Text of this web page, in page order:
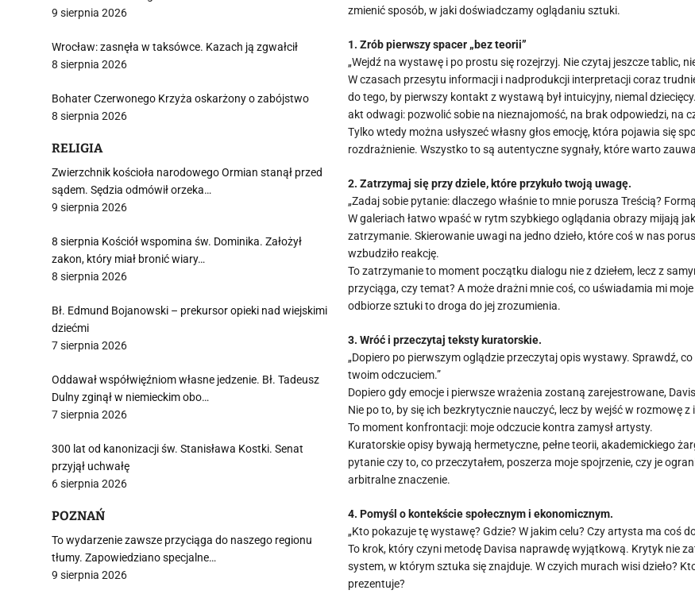
zmienić sposób, w jaki doświadczamy oglądaniu sztuki.
1. Zrób pierwszy spacer „bez teorii”
„Wejdź na wystawę i po prostu się rozejrzyj. Nie czytaj jeszcze tablic,
W czasach przesytu informacji i nadprodukcji interpretacji coraz
do tego, by pierwszy kontakt z wystawą był intuicyjny, niemal
akt odwagi: pozwolić sobie na nieznajomość, na brak odpowiedzi, na
Tylko wtedy można usłyszeć własny głos emocję, która pojawia się
rozdrażnienie. Wszystko to są autentyczne sygnały, które warto
2. Zatrzymaj się przy dziele, które przykuło twoją uwagę.
„Zadaj sobie pytanie: dlaczego właśnie to mnie porusza Treścią?
W galeriach łatwo wpaść w rytm szybkiego oglądania obrazy mijają
zatrzymanie. Skierowanie uwagi na jedno dzieło, które coś w nas
wzbudziło reakcję.
To zatrzymanie to moment początku dialogu nie z dziełem, lecz z
przyciąga, czy temat? A może drażni mnie coś, co uświadamia mi
odbiorze sztuki to droga do jej zrozumienia.
3. Wróć i przeczytaj teksty kuratorskie.
„Dopiero po pierwszym oglądzie przeczytaj opis wystawy. Sprawdź,
twoim odczuciem.”
Dopiero gdy emocje i pierwsze wrażenia zostaną zarejestrowane,
Nie po to, by się ich bezkrytycznie nauczyć, lecz by wejść w rozmowę
To moment konfrontacji: moje odczucie kontra zamysł artysty.
Kuratorskie opisy bywają hermetyczne, pełne teorii, akademickiego
pytanie czy to, co przeczytałem, poszerza moje spojrzenie, czy je
arbitralne znaczenie.
4. Pomyśl o kontekście społecznym i ekonomicznym.
„Kto pokazuje tę wystawę? Gdzie? W jakim celu? Czy artysta ma coś
To krok, który czyni metodę Davisa naprawdę wyjątkową. Krytyk nie
system, w którym sztuka się znajduje. W czyich murach wisi dzieło?
prezentuje?
9 sierpnia 2026
Wrocław: zasnęła w taksówce. Kazach ją zgwałcił
8 sierpnia 2026
Bohater Czerwonego Krzyża oskarżony o zabójstwo
8 sierpnia 2026
RELIGIA
Zwierzchnik kościoła narodowego Ormian stanął przed
sądem. Sędzia odmówił orzeka…
9 sierpnia 2026
8 sierpnia Kościół wspomina św. Dominika. Założył
zakon, który miał bronić wiary…
8 sierpnia 2026
Bł. Edmund Bojanowski – prekursor opieki nad wiejskimi
dziećmi
7 sierpnia 2026
Oddawał współwięźniom własne jedzenie. Bł. Tadeusz
Dulny zginął w niemieckim obo…
7 sierpnia 2026
300 lat od kanonizacji św. Stanisława Kostki. Senat
przyjął uchwałę
6 sierpnia 2026
POZNAŃ
To wydarzenie zawsze przyciąga do naszego regionu
tłumy. Zapowiedziano specjalne…
9 sierpnia 2026